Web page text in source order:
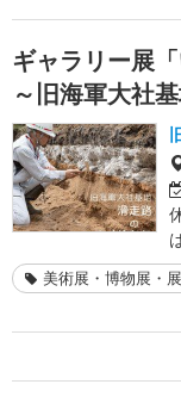
ギャラリー展
～旧海軍大社
美術展・博物展・